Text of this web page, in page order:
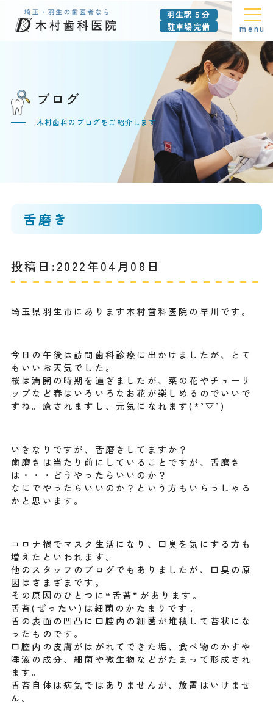
羽生駅５分
駐車場完備
menu
ブログ
木村歯科のブログをご紹介します
舌磨き
投稿日:2022年04月08日
埼玉県羽生市にあります木村歯科医院の早川です。
今日の午後は訪問歯科診療に出かけましたが、とて
もいいお天気でした。
桜は満開の時期を過ぎましたが、菜の花やチューリ
ップなど春はいろいろなお花が楽しめるのでいいで
すね。癒されますし、元気になれます(*’▽’)
いきなりですが、舌磨きしてますか？
歯磨きは当たり前にしていることですが、舌磨き
は・・・どうやったらいいのか？
なにでやったらいいのか？という方もいらっしゃる
かと思います。
コロナ禍でマスク生活になり、口臭を気にする方も
増えたといわれます。
他のスタッフのブログでもありましたが、口臭の原
因はさまざまです。
その原因のひとつに❝舌苔❞があります。
舌苔(ぜったい)は細菌のかたまりです。
舌の表面の凹凸に口腔内の細菌が堆積して苔状にな
ったものです。
口腔内の皮膚がはがれてできた垢、食べ物のかすや
唾液の成分、細菌や微生物などがたまって形成され
ます。
舌苔自体は病気ではありませんが、放置はいけませ
ん。